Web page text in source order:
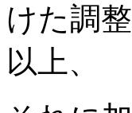
けた調
以上、